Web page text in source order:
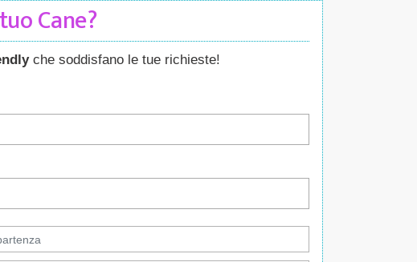
Cane?
che soddisfano le tue richieste!